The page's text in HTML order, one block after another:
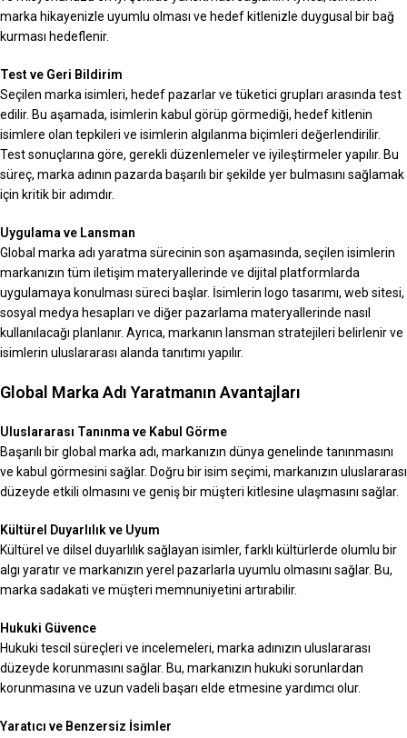
marka hikayenizle uyumlu olması ve hedef kitlenizle duygusal bir bağ
kurması hedeflenir.
Test ve Geri Bildirim
Seçilen marka isimleri, hedef pazarlar ve tüketici grupları arasında test
edilir. Bu aşamada, isimlerin kabul görüp görmediği, hedef kitlenin
isimlere olan tepkileri ve isimlerin algılanma biçimleri değerlendirilir.
Test sonuçlarına göre, gerekli düzenlemeler ve iyileştirmeler yapılır. Bu
süreç, marka adının pazarda başarılı bir şekilde yer bulmasını sağlamak
için kritik bir adımdır.
Uygulama ve Lansman
Global marka adı yaratma sürecinin son aşamasında, seçilen isimlerin
markanızın tüm iletişim materyallerinde ve dijital platformlarda
uygulamaya konulması süreci başlar. İsimlerin logo tasarımı, web sitesi,
sosyal medya hesapları ve diğer pazarlama materyallerinde nasıl
kullanılacağı planlanır. Ayrıca, markanın lansman stratejileri belirlenir ve
isimlerin uluslararası alanda tanıtımı yapılır.
Global Marka Adı Yaratmanın Avantajları
Uluslararası Tanınma ve Kabul Görme
Başarılı bir global marka adı, markanızın dünya genelinde tanınmasını
ve kabul görmesini sağlar. Doğru bir isim seçimi, markanızın uluslararası
düzeyde etkili olmasını ve geniş bir müşteri kitlesine ulaşmasını sağlar.
Kültürel Duyarlılık ve Uyum
Kültürel ve dilsel duyarlılık sağlayan isimler, farklı kültürlerde olumlu bir
algı yaratır ve markanızın yerel pazarlarla uyumlu olmasını sağlar. Bu,
marka sadakati ve müşteri memnuniyetini artırabilir.
Hukuki Güvence
Hukuki tescil süreçleri ve incelemeleri, marka adınızın uluslararası
düzeyde korunmasını sağlar. Bu, markanızın hukuki sorunlardan
korunmasına ve uzun vadeli başarı elde etmesine yardımcı olur.
Yaratıcı ve Benzersiz İsimler